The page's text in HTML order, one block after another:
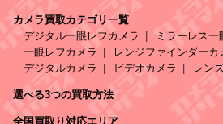
カメラ買取カテゴリ一覧
デジタル一眼レフカメラ
ミラーレス一
一眼レフカメラ
レンジファインダーカ
デジタルカメラ
ビデオカメラ レン
選べる3つの買取方法
全国買取り対応エリア